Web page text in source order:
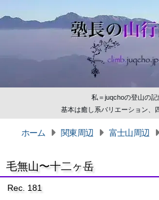
私＝juqchoの登山の記
基本は癒し系バリエーション、
ホーム 関東周辺 富士山周辺
毛無山〜十二ヶ岳
Rec. 181